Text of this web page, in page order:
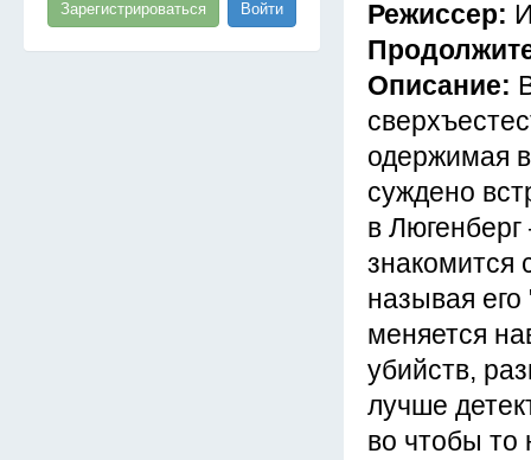
Зарегистрироваться Войти
Режиссер:
Описание:
одержимая
суждено
в
знакомится
называя
меняется
убийств,
лучше
во чтобы то